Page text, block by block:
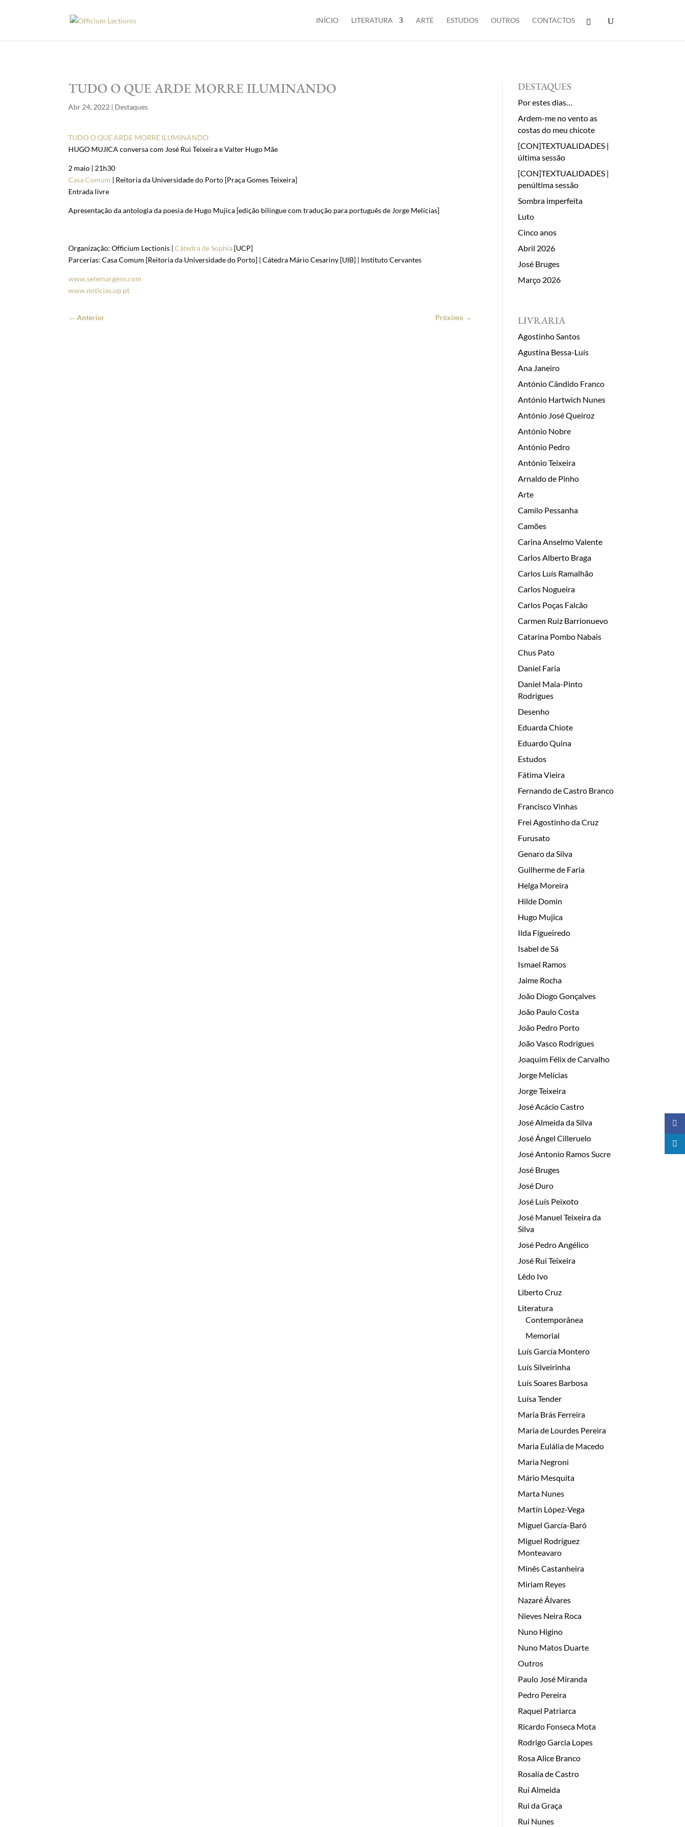
INÍCIO LITERATURA ARTE ESTUDOS OUTROS CONTACTOS
TUDO O QUE ARDE MORRE ILUMINANDO
Abr 24, 2022 | Destaques
TUDO O QUE ARDE MORRE ILUMINANDO
HUGO MUJICA conversa com José Rui Teixeira e Valter Hugo Mãe
2 maio | 21h30
Casa Comum | Reitoria da Universidade do Porto [Praça Gomes Teixeira]
Entrada livre
Apresentação da antologia da poesia de Hugo Mujica [edição bilingue com tradução para português de Jorge Melícias]
Organização: Officium Lectionis |Cátedra de Sophia [UCP]
Parcerias: Casa Comum [Reitoria da Universidade do Porto] | Cátedra Mário Cesariny [UIB] | Instituto Cervantes
www.setemargens.com
www.noticias.up.pt
←Anterior Próximo →
DESTAQUES
Por estes dias…
Ardem-me no vento as
costas do meu chicote
[CON]TEXTUALIDADES |
última sessão
[CON]TEXTUALIDADES |
penúltima sessão
Sombra imperfeita
Luto
Cinco anos
Abril 2026
José Bruges
Março 2026
LIVRARIA
Agostinho Santos
Agustina Bessa-Luís
Ana Janeiro
António Cândido Franco
António Hartwich Nunes
António José Queiroz
António Nobre
António Pedro
António Teixeira
Arnaldo de Pinho
Arte
Camilo Pessanha
Camões
Carina Anselmo Valente
Carlos Alberto Braga
Carlos Luís Ramalhão
Carlos Nogueira
Carlos Poças Falcão
Carmen Ruiz Barrionuevo
Catarina Pombo Nabais
Chus Pato
Daniel Faria
Daniel Maia-Pinto
Rodrigues
Desenho
Eduarda Chiote
Eduardo Quina
Estudos
Fátima Vieira
Fernando de Castro Branco
Francisco Vinhas
Frei Agostinho da Cruz
Furusato
Genaro da Silva
Guilherme de Faria
Helga Moreira
Hilde Domin
Hugo Mujica
Ilda Figueiredo
Isabel de Sá
Ismael Ramos
Jaime Rocha
João Diogo Gonçalves
João Paulo Costa
João Pedro Porto
João Vasco Rodrigues
Joaquim Félix de Carvalho
Jorge Melícias
Jorge Teixeira
José Acácio Castro
José Almeida da Silva
José Ángel Cilleruelo
José Antonio Ramos Sucre
José Bruges
José Duro
José Luís Peixoto
José Manuel Teixeira da
Silva
José Pedro Angélico
José Rui Teixeira
Lêdo Ivo
Liberto Cruz
Literatura
Contemporânea
Memorial
Luís García Montero
Luís Silveirinha
Luís Soares Barbosa
Luísa Tender
Maria Brás Ferreira
Maria de Lourdes Pereira
Maria Eulália de Macedo
Maria Negroni
Mário Mesquita
Marta Nunes
Martín López-Vega
Miguel García-Baró
Miguel Rodríguez
Monteavaro
Minês Castanheira
Miriam Reyes
Nazaré Álvares
Nieves Neira Roca
Nuno Higino
Nuno Matos Duarte
Outros
Paulo José Miranda
Pedro Pereira
Raquel Patriarca
Ricardo Fonseca Mota
Rodrigo Garcia Lopes
Rosa Alice Branco
Rosalía de Castro
Rui Almeida
Rui da Graça
Rui Nunes